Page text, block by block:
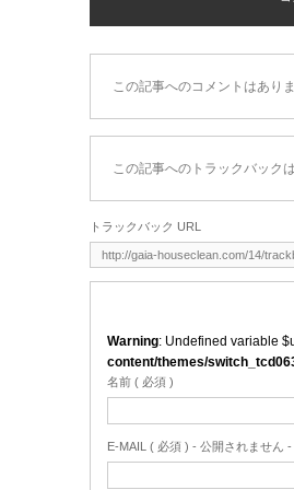
この記事へのコメントはありま
この記事へのトラックバック
トラックバック URL
Warning : Undefined variable
content/themes/
名前 ( 必須 )
E-MAIL ( 必須 ) - 公開されません -